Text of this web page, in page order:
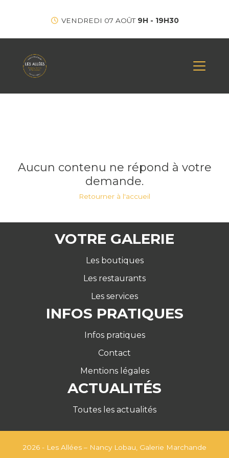
VENDREDI 07 AOÛT 9H - 19H30
Aucun contenu ne répond à votre
demande.
Retourner à l'accueil
VOTRE GALERIE
Les boutiques
Les restaurants
Les services
INFOS PRATIQUES
Infos pratiques
Contact
Mentions légales
ACTUALITÉS
Toutes les actualités
2026 - Les Allées – Nancy Lobau, Galerie Marchande